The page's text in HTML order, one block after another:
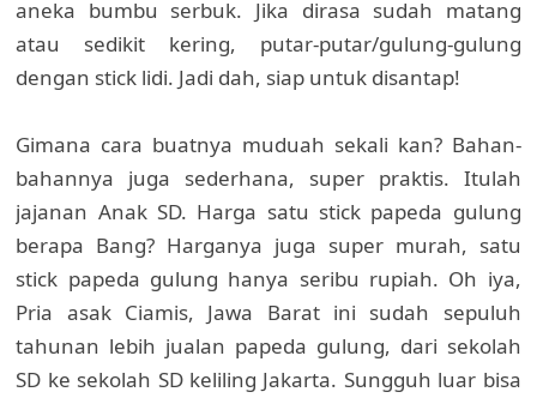
aneka bumbu serbuk. Jika dirasa sudah matang
atau sedikit kering, putar-putar/gulung-gulung
dengan stick lidi. Jadi dah, siap untuk disantap!
Gimana cara buatnya muduah sekali kan? Bahan-
bahannya juga sederhana, super praktis. Itulah
jajanan Anak SD. Harga satu stick papeda gulung
berapa Bang? Harganya juga super murah, satu
stick papeda gulung hanya seribu rupiah. Oh iya,
Pria asak Ciamis, Jawa Barat ini sudah sepuluh
tahunan lebih jualan papeda gulung, dari sekolah
SD ke sekolah SD keliling Jakarta. Sungguh luar bisa